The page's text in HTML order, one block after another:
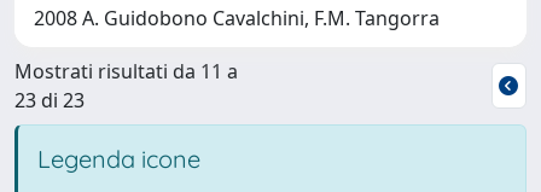
2008 A. Guidobono Cavalchini, F.M. Tangorra
Mostrati risultati da 11 a
23 di 23
Legenda icone